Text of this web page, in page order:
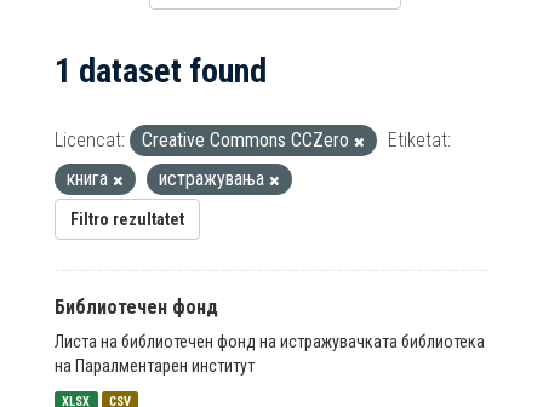
1 dataset found
Licencat: Creative Commons CCZero
Etiketat:
книга
истражувања
Filtro rezultatet
Библиотечен фонд
Листа на библиотечен фонд на истражувачката библиотека
на Паралментарен институт
XLSX CSV